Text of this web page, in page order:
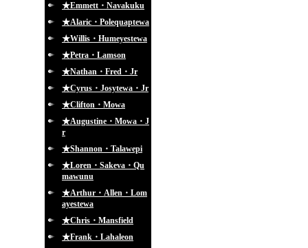
★Emmett・Navakuku
★Alaric・Polequaptewa
★Willis・Humeyestewa
★Petra・Lamson
★Nathan・Fred・Jr
★Cyrus・Josytewa・Jr
★Clifton・Mowa
★Augustine・Mowa・J
r
★Shannon・Talawepi
★Loren・Sakeva・Qu
mawunu
★Arthur・Allen・Lom
ayestewa
★Chris・Mansfield
★Frank・Lahaleon